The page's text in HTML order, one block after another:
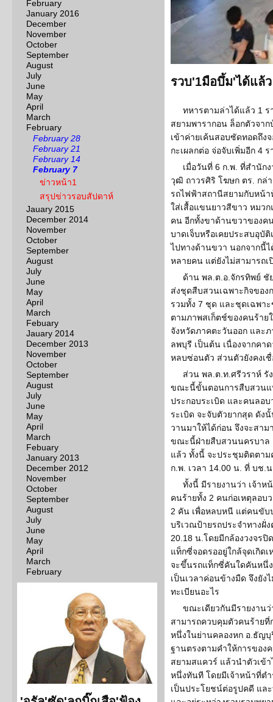
February
January 2016
December
November
October
September
August
July
June
May
April
March
February
February 28
February 21
February 14
February 7
ข่าวหน้า1
สรุปข่าวรอบสัปดาห์
Jauary 2015
December 2014
November
October
September
August
July
June
May
April
March
Febuary
Jauary 2014
December 2013
November
October
September
August
July
June
May
April
March
Febuary
January 2013
December 2012
November
October
September
August
July
June
May
April
March
February
รวบ'1มือบึ้ม'ได้แล้
ทหารตามล่าได้แล้ว 1 ร
สยามพารากอน ล็อกตัวจา
เข้าค่ายเค้นสอบซัดทอดถึง
กะเผลกต่อ จ่อจับเพิ่มอีก 4 ร
เมื่อวันที่ 6 ก.พ. ที่สำนัก
วุฒิ ถาวรศิริ โฆษก ตร. กล่
รถไฟฟ้าสถานีสยามกับหน้า
ใส่เสื้อแขนยาวสีขาว หมว
คน อีกทั้งขาด้านขวาของค
บาดเจ็บหรือเคยประสบอุบัติ
ไปทางด้านขวา นอกจากนี้
หลายคน แต่ยังไม่สามารถเ
ด้าน พล.ต.อ.จักรทิพย์ ชั
ส่งชุดสืบสวนเฉพาะกิจของ
รวมทั้ง 7 ชุด และชุดเฉพา
ตามภาพสเก็ตช์ของคนร้า
จังหวัดภาคตะวันออก และ
ลพบุรี เป็นต้น เนื่องจากคา
หลบซ่อนตัว ส่วนตัวยังคงเ
ส่วน พล.ต.ท.ศรีวราห์ รั
ขณะนี้ขั้นตอนการสืบสวนแ
ประกอบระเบิด และคนลอ
ระเบิด จะจับตัวยากสุด ดัง
วานมาให้ได้ก่อน จึงจะสา
ขณะนี้ฝ่ายสืบสวนนครบาล
แล้ว ทั้งนี้ จะประชุมติดตา
ก.พ. เวลา 14.00 น. ที่ บช.
ทั้งนี้ มีรายงานว่า เจ้าห
คนร้ายทั้ง 2 คนก่อเหตุลอบ
2 คัน เพื่อหลบหนี แต่คนขับ
บริเวณป้ายรถประจำทางฝั่
20.18 น.โดยมีกล้องวงจร
แท็กซี่จอดรออยู่ใกล้จุดเกิด
จะขึ้นรถแท็กซี่คันใดคันหนึ่
เป็นเวลาค่อนข้างมืด จึงยั
ทะเบียนอะไร
ขณะเดียวกันมีรายงาน
สามารถควบคุมตัวคนร้ายที่
หนึ่งในย่านคลองหก อ.ธัญ
ฐานตรงตามคำให้การขอ
สยามสแควร์ แล้วนำตัวเข้
หนึ่งทันที โดยมีเจ้าหน้าที่ต
เป็นประโยชน์ต่อรูปคดี แล